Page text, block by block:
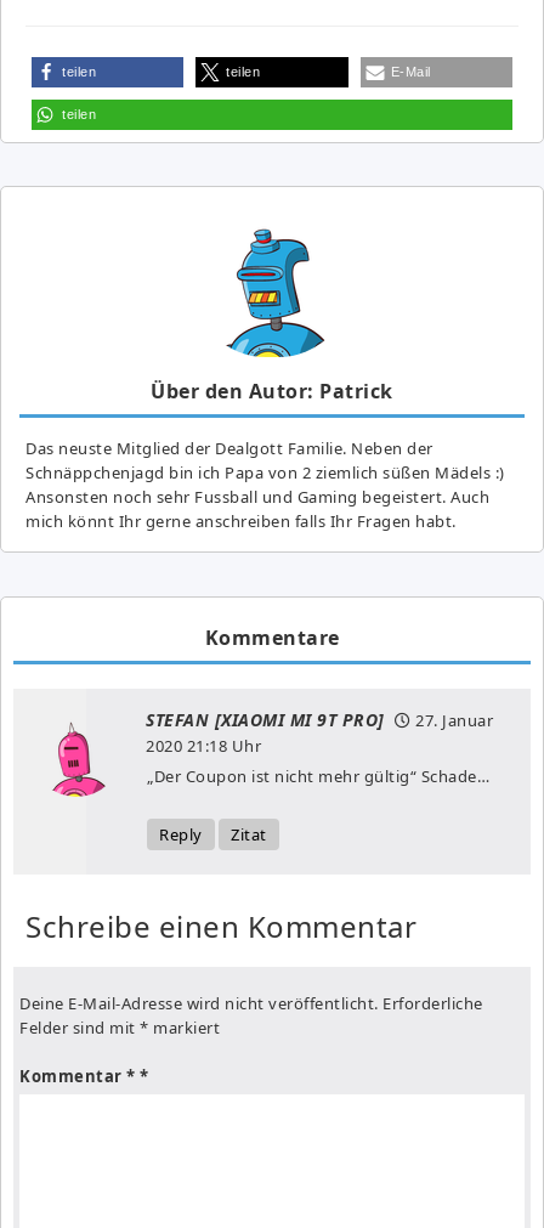
teilen teilen E-Mail
teilen
Über den Autor: Patrick
Das neuste Mitglied der Dealgott Familie. Neben der
Schnäppchenjagd bin ich Papa von 2 ziemlich süßen Mädels :)
Ansonsten noch sehr Fussball und Gaming begeistert. Auch
mich könnt Ihr gerne anschreiben falls Ihr Fragen habt.
Kommentare
STEFAN [XIAOMI MI 9T PRO]
27. Januar
2020 21:18 Uhr
„Der Coupon ist nicht mehr gültig“ Schade…
Reply Zitat
Schreibe einen Kommentar
Deine E-Mail-Adresse wird nicht veröffentlicht. Erforderliche
Felder sind mit * markiert
Kommentar *